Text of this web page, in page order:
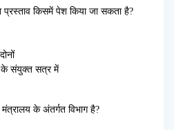
प्रस्ताव किसमें पेश किया जा सकता है?
के संयुक्त सत्र में
के अंतर्गत विभाग है?